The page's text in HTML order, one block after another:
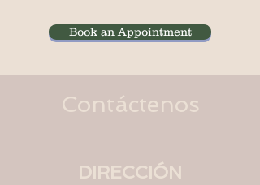
Book an Appointment
Contáctenos
DIRECCIÓN